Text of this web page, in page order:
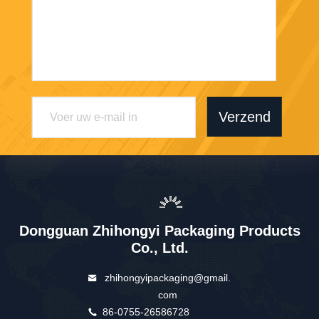
Verzend
Dongguan Zhihongyi Packaging Products
Co., Ltd.
zhihongyipackaging@gmail.
com
86-0755-26586728